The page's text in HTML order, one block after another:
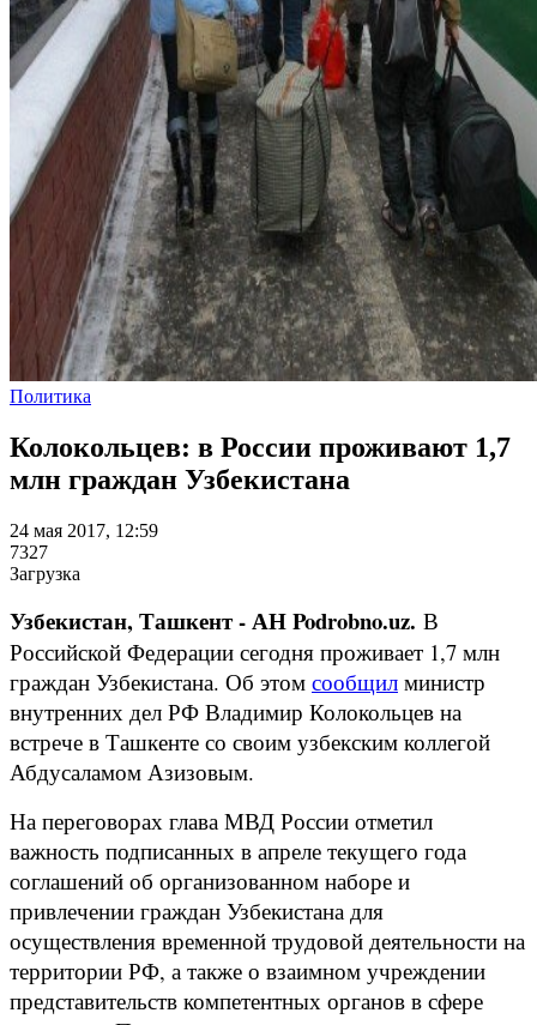
Политика
Колокольцев: в России проживают 1,7
млн граждан Узбекистана
24 мая 2017, 12:59
7327
Загрузка
Узбекистан, Ташкент - АН Podrobno.uz. В
Российской Федерации сегодня проживает 1,7 млн
граждан Узбекистана. Об этом сообщил министр
внутренних дел РФ Владимир Колокольцев на
встрече в Ташкенте со своим узбекским коллегой
Абдусаламом Азизовым.
На переговорах глава МВД России отметил
важность подписанных в апреле текущего года
соглашений об организованном наборе и
привлечении граждан Узбекистана для
осуществления временной трудовой деятельности на
территории РФ, а также о взаимном учреждении
представительств компетентных органов в сфере